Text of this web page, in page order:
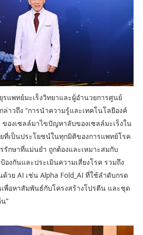
รแพทย์มะเร็งวิทยาและผู้อำนวยการศูนย์
ล่าวถึง “การนำความรู้และเทคโนโลยีองค์
ของเซลล์มาไขปัญหาลับของเซลล์มะเร็งใน
ที่เป็นประโยชน์ในทุกมิติของการแพทย์โรค
รักษาที่แม่นยำ ถูกต้องและเหมาะสมกับ
งกันและประเมินความเสี่ยงโรค รวมถึง
ย AI เช่น Alpha Fold_AI ที่ใช้ลำดับกรด
พื่อหาสัมพันธ์กับโครงสร้างโปรตีน และชุด
”